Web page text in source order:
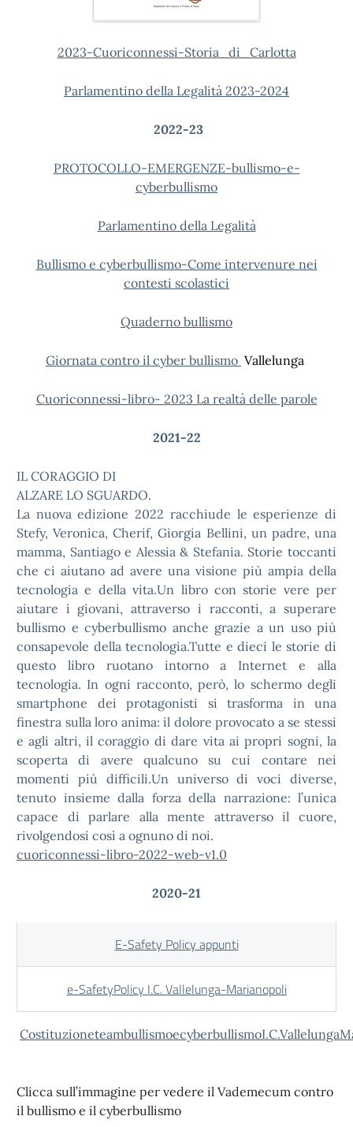
2023-Cuoriconnessi-Storia_di_Carlotta
Parlamentino della Legalità 2023-2024
2022-23
PROTOCOLLO-EMERGENZE-bullismo-e-
cyberbullismo
Parlamentino della Legalità
Bullismo e cyberbullismo-Come intervenure nei
contesti scolastici
Quaderno bullismo
Giornata contro il cyber bullismo Vallelunga
Cuoriconnessi-libro- 2023 La realtà delle parole
2021-22
IL CORAGGIO DI
ALZARE LO SGUARDO.
La nuova edizione 2022 racchiude le esperienze di
Stefy, Veronica, Cherif, Giorgia Bellini, un padre, una
mamma, Santiago e Alessia & Stefania. Storie toccanti
che ci aiutano ad avere una visione più ampia della
tecnologia e della vita.Un libro con storie vere per
aiutare i giovani, attraverso i racconti, a superare
bullismo e cyberbullismo anche grazie a un uso più
consapevole della tecnologia.Tutte e dieci le storie di
questo libro ruotano intorno a Internet e alla
tecnologia. In ogni racconto, però, lo schermo degli
smartphone dei protagonisti si trasforma in una
finestra sulla loro anima: il dolore provocato a se stessi
e agli altri, il coraggio di dare vita ai propri sogni, la
scoperta di avere qualcuno su cui contare nei
momenti più difficili.Un universo di voci diverse,
tenuto insieme dalla forza della narrazione: l’unica
capace di parlare alla mente attraverso il cuore,
rivolgendosi così a ognuno di noi.
cuoriconnessi-libro-2022-web-v1.0
2020-21
E-Safety Policy appunti
e-SafetyPolicy I.C. Vallelunga-Marianopoli
Clicca sull’immagine per vedere il Vademecum contro
il bullismo e il cyberbullismo